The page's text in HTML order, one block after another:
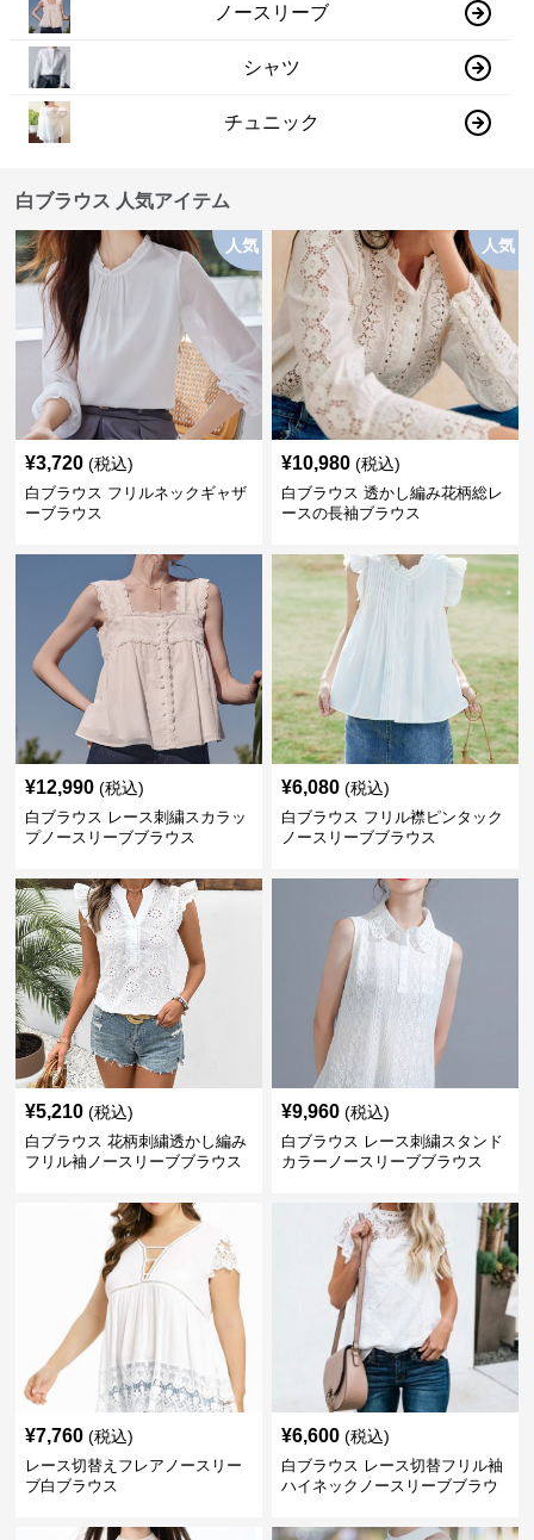
ノースリーブ
シャツ
チュニック
白ブラウス 人気アイテム
人気
¥3,720 (税込)
白ブラウス フリルネックギャザ
ーブラウス
人気
¥10,980 (税込)
白ブラウス 透かし編み花柄総レ
ースの長袖ブラウス
¥12,990 (税込)
白ブラウス レース刺繍スカラッ
プノースリーブブラウス
¥6,080 (税込)
白ブラウス フリル襟ピンタック
ノースリーブブラウス
¥5,210 (税込)
白ブラウス 花柄刺繍透かし編み
フリル袖ノースリーブブラウス
¥9,960 (税込)
白ブラウス レース刺繍スタンド
カラーノースリーブブラウス
¥7,760 (税込)
レース切替えフレアノースリー
ブ白ブラウス
¥6,600 (税込)
白ブラウス レース切替フリル袖
ハイネックノースリーブブラウ